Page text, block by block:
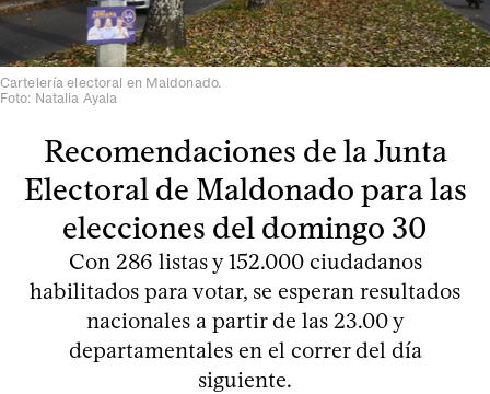
Cartelería electoral en Maldonado.
Foto: Natalia Ayala
Recomendaciones de la Junta
Electoral de Maldonado para las
elecciones del domingo 30
Con 286 listas y 152.000 ciudadanos
habilitados para votar, se esperan resultados
nacionales a partir de las 23.00 y
departamentales en el correr del día
siguiente.